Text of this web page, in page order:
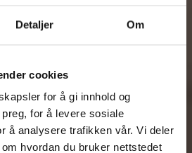
Detaljer Om
cookies
for å gi innhold og
for å levere sosiale
å analysere trafikken vår. Vi deler
hvordan du bruker nettstedet